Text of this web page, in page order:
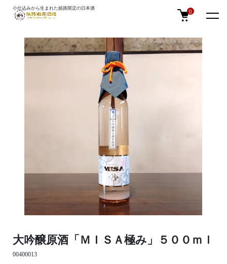
小仕込みから生まれた姫路限定の日本酒 0
TOP 季節限定
大吟醸原酒「ＭＩＳＡ極み」５００ｍｌ
00400013